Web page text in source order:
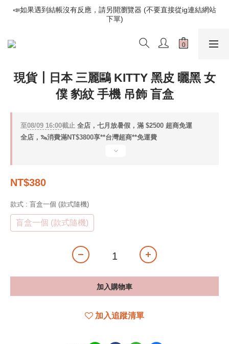
📣如果遇到結帳沒有反應，請另開瀏覽器 (不要直接從ig連結網站
下單)
📣如果遇到結帳沒有反應，請另開瀏覽器 (不要直接從ig連結網站
下單)
歡迎光臨૮⍝• ᴥ •⍝ა 新品請追蹤官方INSTAGRAM
下單)
現貨┃日本 三麗鷗 KITTY 黑皮 曬黑 女
僕 豹紋 手機 吊飾 盲盒
至08/09 16:00截止 全店，七月放暑假，滿 $2500 超商免運
全店，🦦消費滿NT$3800享**台灣超商**免運費
NT$380
款式 : 盲盒一個 (款式隨機)
盲盒一個 (款式隨機)
加入購物車
加入追蹤清單